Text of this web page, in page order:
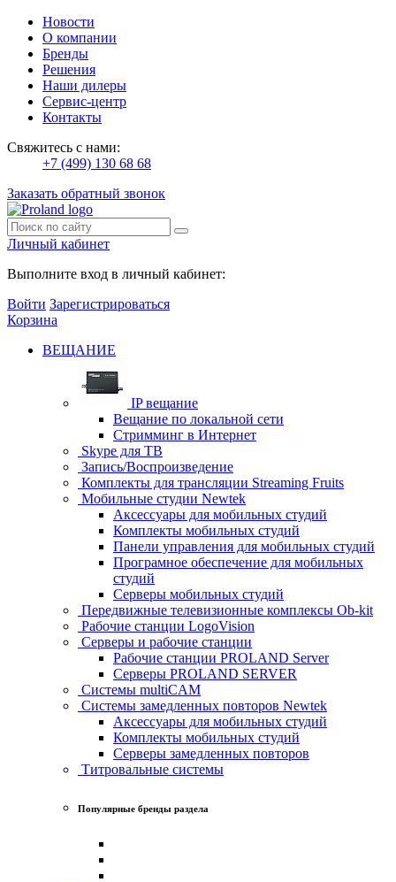
Новости
О компании
Бренды
Решения
Наши дилеры
Сервис-центр
Контакты
Свяжитесь с нами:
+7 (499) 130 68 68
Заказать обратный звонок
Личный кабинет
Выполните вход в личный кабинет:
Войти Зарегистрироваться
Корзина
ВЕЩАНИЕ
IP вещание
Вещание по локальной сети
Стримминг в Интернет
Skype для ТВ
Запись/Воспроизведение
Комплекты для трансляции Streaming Fruits
Мобильные студии Newtek
Аксессуары для мобильных студий
Комплекты мобильных студий
Панели управления для мобильных студий
Програмное обеспечение для мобильных
студий
Серверы мобильных студий
Передвижные телевизионные комплексы Ob-kit
Рабочие станции LogoVision
Серверы и рабочие станции
Рабочие станции PROLAND Server
Серверы PROLAND SERVER
Системы multiCAM
Системы замедленных повторов Newtek
Аксессуары для мобильных студий
Комплекты мобильных студий
Серверы замедленных повторов
Титровальные системы
Популярные бренды раздела